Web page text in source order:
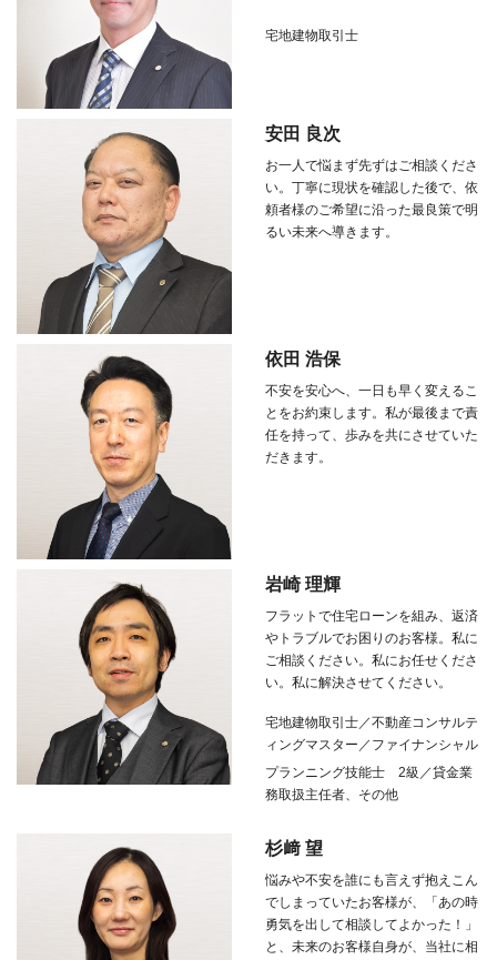
宅地建物取引士
安田 良次
お一人で悩まず先ずはご相談くださ
い。丁寧に現状を確認した後で、依
頼者様のご希望に沿った最良策で明
るい未来へ導きます。
依田 浩保
不安を安心へ、一日も早く変えるこ
とをお約束します。私が最後まで責
任を持って、歩みを共にさせていた
だきます。
岩崎 理輝
フラットで住宅ローンを組み、返済
やトラブルでお困りのお客様。私に
ご相談ください。私にお任せくださ
い。私に解決させてください。
宅地建物取引士／不動産コンサルテ
ィングマスター／ファイナンシャル
プランニング技能士 2級／貸金業
務取扱主任者、その他
杉﨑 望
悩みや不安を誰にも言えず抱えこん
でしまっていたお客様が、「あの時
勇気を出して相談してよかった！」
と、未来のお客様自身が、当社に相